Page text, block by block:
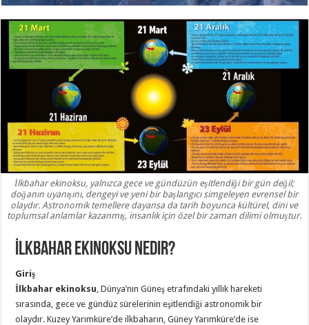
İlkbahar ekinoksu, yalnızca gece ve gündüzün eşitlendiği bir gün değil;
doğanın uyanışını, dengeyi ve yeni bir başlangıcı simgeleyen evrensel bir
olaydır. Astronomik temellere dayansa da tarih boyunca kültürel, dini ve
toplumsal anlamlar kazanmış, insanlık için özel bir zaman dilimi olmuştur.
İlkbahar Ekinoksu Nedir?
Giriş
İlkbahar ekinoksu , Dünya’nın Güneş etrafındaki yıllık hareketi
sırasında, gece ve gündüz sürelerinin eşitlendiği astronomik bir
olaydır. Kuzey Yarımküre’de ilkbaharın, Güney Yarımküre’de ise